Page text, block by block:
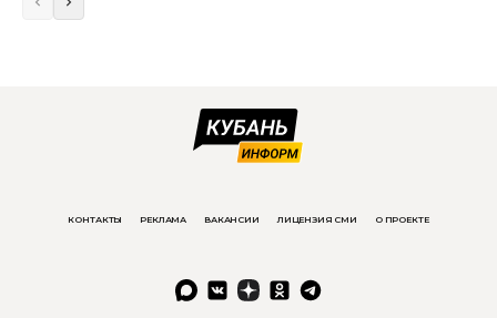
КОНТАКТЫ РЕКЛАМА ВАКАНСИИ ЛИЦЕНЗИЯ СМИ О ПРОЕКТЕ